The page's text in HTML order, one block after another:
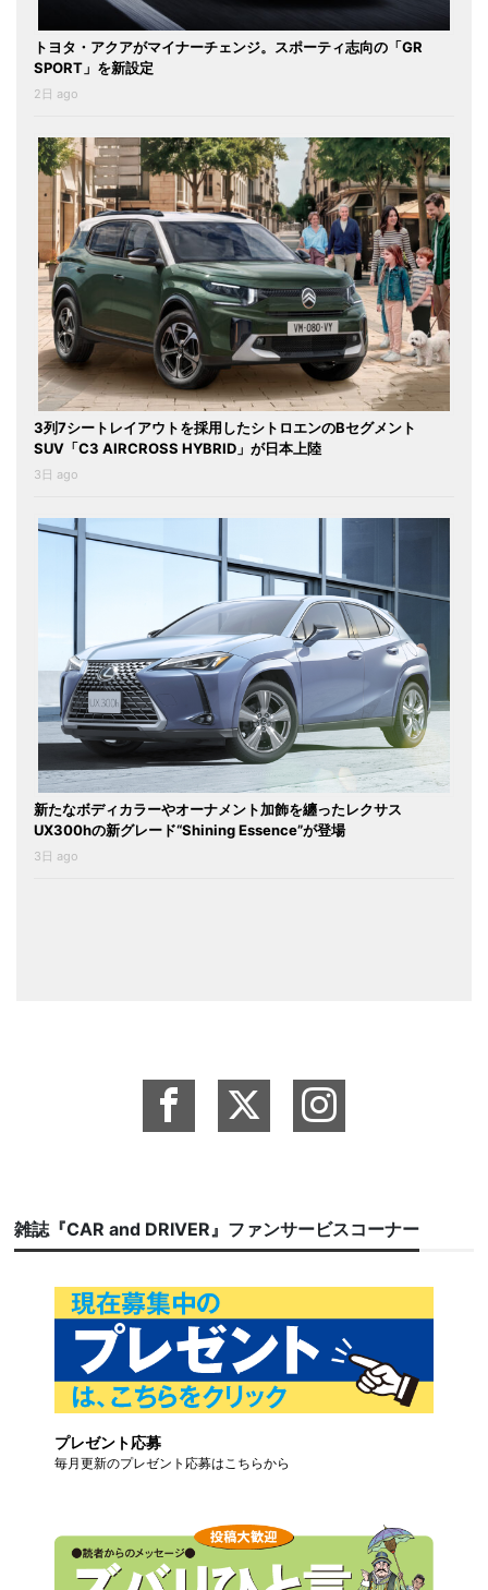
トヨタ・アクアがマイナーチェンジ。スポーティ志向の「GR
SPORT」を新設定
2日 ago
3列7シートレイアウトを採用したシトロエンのBセグメント
SUV「C3 AIRCROSS HYBRID」が日本上陸
3日 ago
新たなボディカラーやオーナメント加飾を纏ったレクサス
UX300hの新グレード“Shining Essence”が登場
3日 ago
雑誌『CAR and DRIVER』ファンサービスコーナー
プレゼント応募
毎月更新のプレゼント応募はこちらから